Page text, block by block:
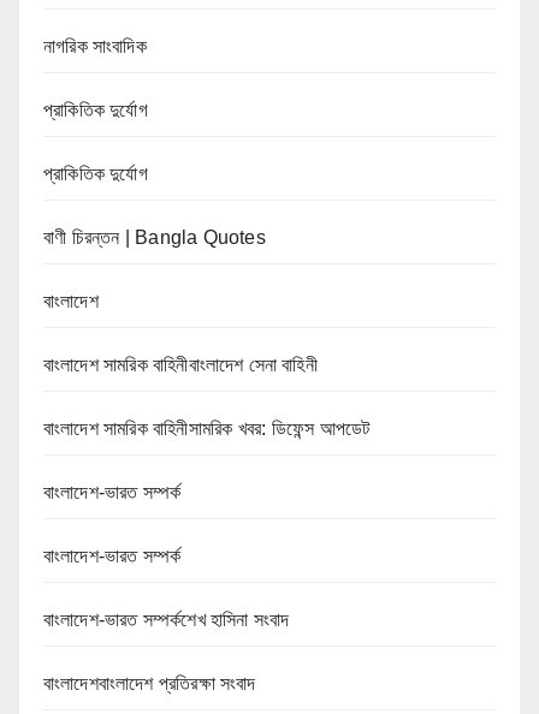
নাগরিক সাংবাদিক
প্রাকিতিক দুর্যোগ
প্রাকিতিক দুর্যোগ
বাণী চিরন্তন | Bangla Quotes
বাংলাদেশ
বাংলাদেশ সামরিক বাহিনীবাংলাদেশ সেনা বাহিনী
বাংলাদেশ সামরিক বাহিনীসামরিক খবর: ডিফেন্স আপডেট
বাংলাদেশ-ভারত সম্পর্ক
বাংলাদেশ-ভারত সম্পর্ক
বাংলাদেশ-ভারত সম্পর্কশেখ হাসিনা সংবাদ
বাংলাদেশবাংলাদেশ প্রতিরক্ষা সংবাদ